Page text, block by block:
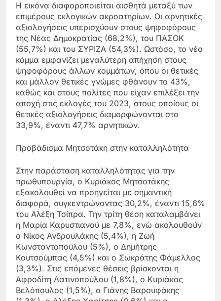
Η εικόνα διαφοροποιείται αισθητά μεταξύ των
επιμέρους εκλογικών ακροατηρίων. Οι αρνητικές
αξιολογήσεις υπερισχύουν στους ψηφοφόρους
της Νέας Δημοκρατίας (68,2%), του ΠΑΣΟΚ
(55,7%) και του ΣΥΡΙΖΑ (54,3%). Ωστόσο, το νέο
κόμμα εμφανίζει μεγαλύτερη απήχηση στους
ψηφοφόρους άλλων κομμάτων, όπου οι θετικές
και μάλλον θετικές γνώμες φθάνουν το 43%,
καθώς και στους πολίτες που είχαν επιλέξει την
αποχή στις εκλογές του 2023, στους οποίους οι
θετικές αξιολογήσεις διαμορφώνονται στο
33,9%, έναντι 47,7% αρνητικών.
Προβάδισμα Μητσοτάκη στην καταλληλότητα
Στην παράσταση καταλληλότητας για την
πρωθυπουργία, ο Κυριάκος Μητσοτάκης
εξακολουθεί να προηγείται με σημαντική
διαφορά, συγκεντρώνοντας 30,2%, έναντι 15,6%
του Αλέξη Τσίπρα. Την τρίτη θέση καταλαμβάνει
η Μαρία Καρυστιανού με 7,8%, ενώ ακολουθούν
ο Νίκος Ανδρουλάκης (5,4%), η Ζωή
Κωνσταντοπούλου (5%), ο Δημήτρης
Κουτσούμπας (4,5%) και ο Σωκράτης Φάμελλος
(3,3%). Στις επόμενες θέσεις βρίσκονται η
Αφροδίτη Λατινοπούλου (1,8%), ο Κυριάκος
Βελόπουλος (1,5%), ο Γιάνης Βαρουφάκης